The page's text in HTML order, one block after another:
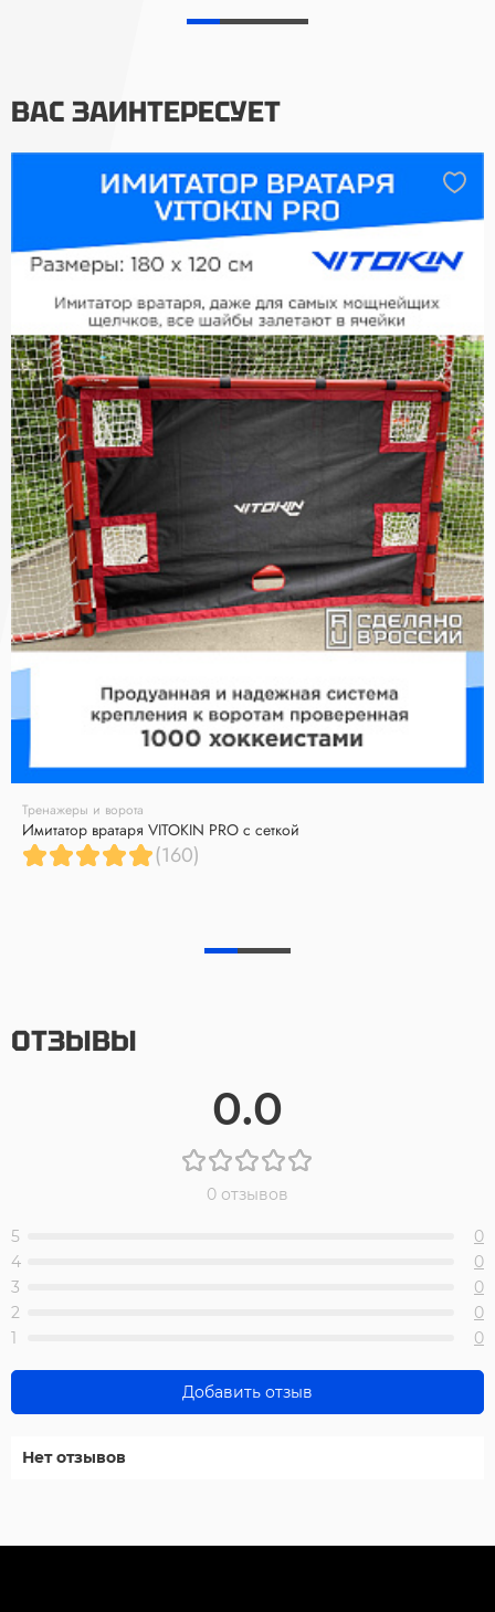
ВАС ЗАИНТЕРЕСУЕТ
Тренажеры и ворота
Имитатор вратаря VITOKIN PRO с сеткой
(160)
ОТЗЫВЫ
0.0
0 отзывов
5
0
4
0
3
0
2
0
1
0
Добавить отзыв
Нет отзывов